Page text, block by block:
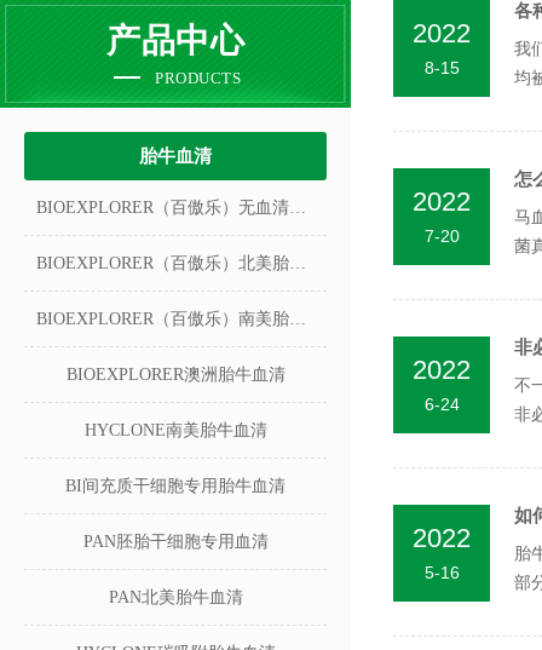
产品中心
PRODUCTS
胎牛血清
BIOEXPLORER（百傲乐）无血清冻存液
BIOEXPLORER（百傲乐）北美胎牛血清
BIOEXPLORER（百傲乐）南美胎牛血清
BIOEXPLORER澳洲胎牛血清
HYCLONE南美胎牛血清
BI间充质干细胞专用胎牛血清
PAN胚胎干细胞专用血清
PAN北美胎牛血清
2022
8-15
各
我
均
2022
7-20
怎
马
菌
2022
6-24
非
不
非
2022
5-16
如
胎
部